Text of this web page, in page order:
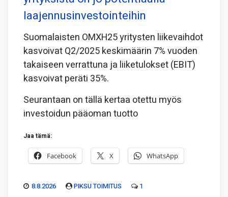
laajennusinvestointeihin
Suomalaisten OMXH25 yritysten liikevaihdot
kasvoivat Q2/2025 keskimäärin 7% vuoden
takaiseen verrattuna ja liiketulokset (EBIT)
kasvoivat peräti 35%.
Seurantaan on tällä kertaa otettu myös
investoidun pääoman tuotto
Jaa tämä:
Facebook X WhatsApp
8.8.2026 PIKSU TOIMITUS 1